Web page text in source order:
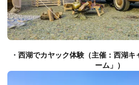
・ 西湖でカヤック体験（主催：西湖キ
ーム」）